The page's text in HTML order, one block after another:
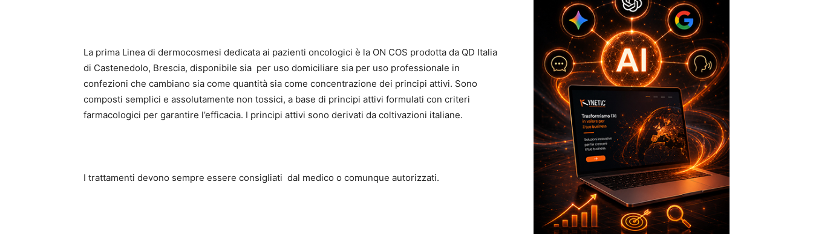
La prima Linea di dermocosmesi dedicata ai pazienti oncologici è la ON COS prodotta da QD Italia
di Castenedolo, Brescia, disponibile sia per uso domiciliare sia per uso professionale in
confezioni che cambiano sia come quantità sia come concentrazione dei principi attivi. Sono
composti semplici e assolutamente non tossici, a base di principi attivi formulati con criteri
farmacologici per garantire l’efficacia. I principi attivi sono derivati da coltivazioni italiane.
I trattamenti devono sempre essere consigliati dal medico o comunque autorizzati.